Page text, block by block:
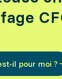
il pour moi ?